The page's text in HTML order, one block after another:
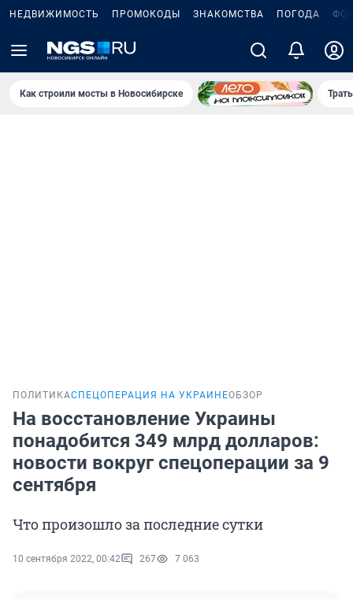
НЕДВИЖИМОСТЬ ПРОМОКОДЫ ЗНАКОМСТВА ПОГОДА
Как строили мосты в Новосибирске
ПОЛИТИКАСПЕЦОПЕРАЦИЯ НА УКРАИНЕОБЗОР
На восстановление Украины
понадобится 349 млрд долларов:
новости вокруг спецоперации за 9
сентября
Что произошло за последние сутки
10 сентября 2022, 00:42 267 7 063